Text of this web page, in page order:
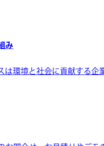
み
は環境と社会に貢献する企